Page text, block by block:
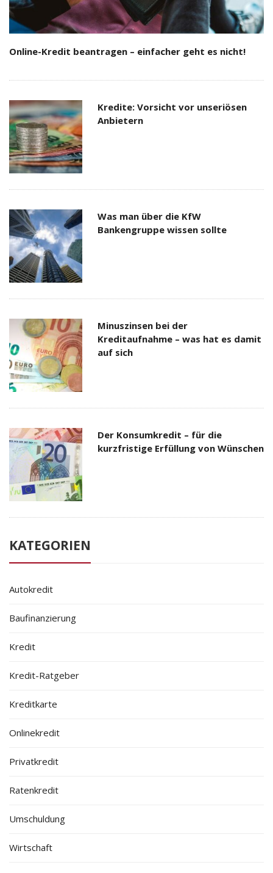
Online-Kredit beantragen – einfacher geht es nicht!
Kredite: Vorsicht vor unseriösen
Anbietern
Was man über die KfW
Bankengruppe wissen sollte
Minuszinsen bei der
Kreditaufnahme – was hat es damit
auf sich
Der Konsumkredit – für die
kurzfristige Erfüllung von Wünschen
KATEGORIEN
Autokredit
Baufinanzierung
Kredit
Kredit-Ratgeber
Kreditkarte
Onlinekredit
Privatkredit
Ratenkredit
Umschuldung
Wirtschaft